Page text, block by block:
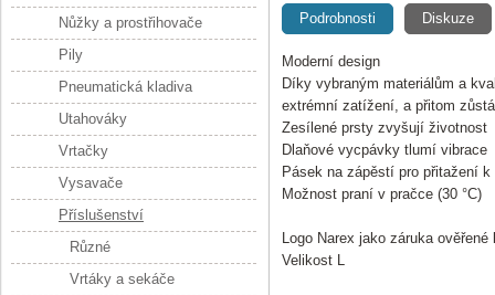
Podrobnosti Diskuze
Moderní design
Díky vybraným materiálům a
extrémní zatížení, a přitom
Zesílené prsty zvyšují životnost
Dlaňové vycpávky tlumí vibrace
Pásek na zápěstí pro přitažení k
Možnost praní v pračce (30 °C)
Logo Narex jako záruka ověřené
Velikost L
Nůžky a prostřihovače
Pily
Pneumatická kladiva
Utahováky
Vrtačky
Vysavače
Příslušenství
Různé
Vrtáky a sekáče